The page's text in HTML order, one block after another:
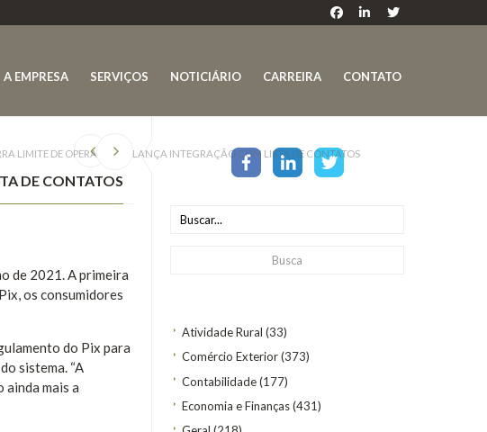
A EMPRESA SERVIÇOS NOTICIÁRIO CARREIRA CONTATO
Atividade Rural (33)
Comércio Exterior(373)
Contabilidade(177)
Economia e Finanças(431)
LIMITE DE OPERAÇÕES E LANÇA INTEGRAÇÃO COM LISTA DE CONTATOS
DE CONTATOS
de 2021. A primeira
os consumidores
do Pix para
sistema. “A
mais a